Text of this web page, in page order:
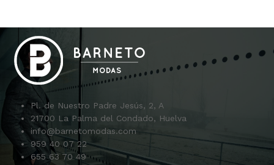
Pl. de Nuestro Padre Jesús, 2, A
21700 La Palma del Condado, Huelva
info@barnetomodas.com
959 40 07 22
655 63 70 49